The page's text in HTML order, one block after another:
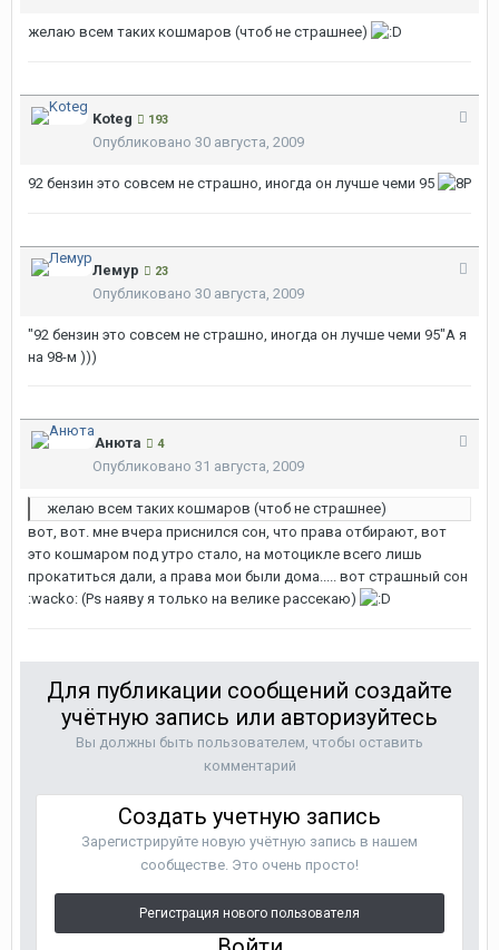
желаю всем таких кошмаров (чтоб не страшнее)
Koteg 193
Опубликовано 30 августа, 2009
92 бензин это совсем не страшно, иногда он лучше чеми 95
Лемур 23
Опубликовано 30 августа, 2009
"92 бензин это совсем не страшно, иногда он лучше чеми 95"А я
на 98-м )))
Анюта 4
Опубликовано 31 августа, 2009
желаю всем таких кошмаров (чтоб не страшнее)
вот, вот. мне вчера приснился сон, что права отбирают, вот
это кошмаром под утро стало, на мотоцикле всего лишь
прокатиться дали, а права мои были дома..... вот страшный сон
:wacko: (Ps наяву я только на велике рассекаю)
Для публикации сообщений создайте
учётную запись или авторизуйтесь
Вы должны быть пользователем, чтобы оставить
комментарий
Создать учетную запись
Зарегистрируйте новую учётную запись в нашем
сообществе. Это очень просто!
Регистрация нового пользователя